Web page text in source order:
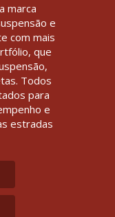
marca
e
com mais
que
Todos
para
e
estradas